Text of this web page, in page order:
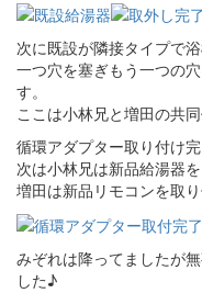
次に既設が隣接タイプで
一つ穴を塞ぎもう一つの
す。
ここは小林兄と増田の共
循環アダプター取り付け
次は小林兄は新品給湯器を
増田は新品リモコンを取
みぞれは降ってましたが
した♪